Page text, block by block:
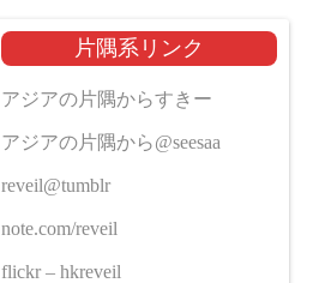
片隅系リンク
アジアの片隅からすきー
アジアの片隅から@seesaa
reveil@tumblr
note.com/reveil
flickr – hkreveil